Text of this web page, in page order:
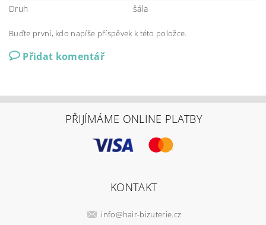
Druh
šála
Buďte první, kdo napíše příspěvek k této položce.
Přidat komentář
PŘIJÍMÁME ONLINE PLATBY
KONTAKT
info@hair-bizuterie.cz